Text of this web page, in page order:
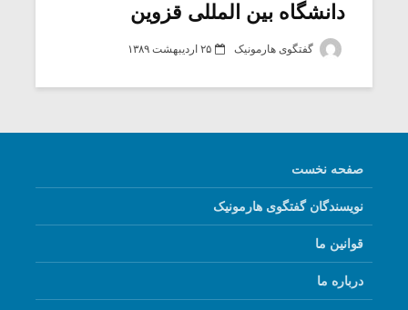
دانشگاه بین المللی قزوین
گفتگوی هارمونیک ۲۵ اردیبهشت ۱۳۸۹
صفحه نخست
نویسندگان گفتگوی هارمونیک
قوانین ما
درباره ما